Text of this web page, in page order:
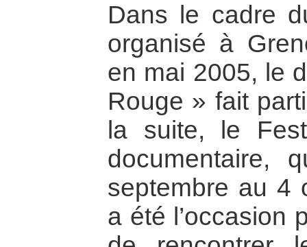
Dans le cadre
organisé à
en mai 2005, le
Rouge » fait
la suite, le
septembre au 4
a été l’occasion